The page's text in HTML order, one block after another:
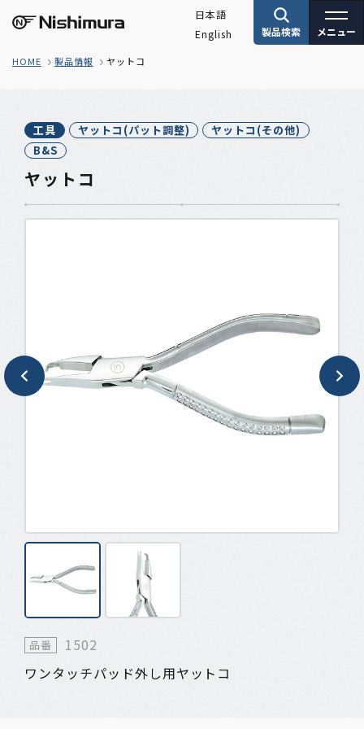
製品検索
日本語
English
メニュー
HOME 製品情報 ヤットコ
工具 ヤットコ(パット調整)
ヤットコ(その他)
B&S
ヤットコ
品番
1502
ワンタッチパッド外し用ヤットコ